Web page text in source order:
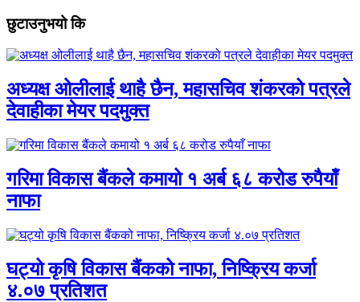
छुटाउनुभयो कि
अध्यक्ष ओलीलाई थाहै छैन, महासचिव शंकरको पत्रले
देवाहीका मेयर पदमुक्त
गरिमा विकास बैंकले कमायो १ अर्ब ६८ करोड रुपैयाँ
नाफा
घट्यो कृषि विकास बैंकको नाफा, निष्क्रिय कर्जा
४.०७ प्रतिशत